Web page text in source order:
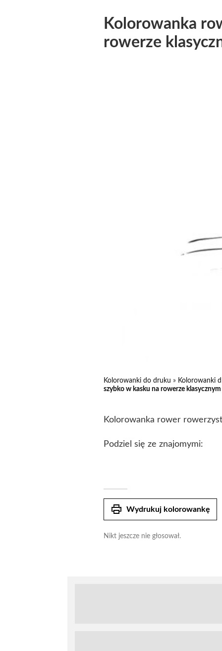
Kolorowanka
rowerze
Kolorowanki do druku » Kolorowanki
szybko w kasku na rowerze klasycznym
Kolorowanka rower
Podziel się ze znajomymi:
print Wydrukuj kolorowankę
Nikt jeszcze nie głosował.